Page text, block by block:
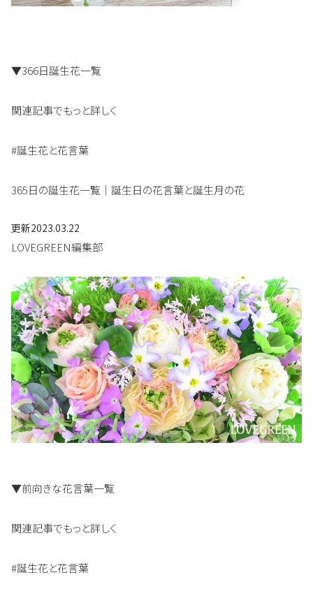
▼366日誕生花一覧
関連記事でもっと詳しく
#誕生花と花言葉
365日の誕生花一覧｜誕生日の花言葉と誕生月の花
更新2023.03.22
LOVEGREEN編集部
▼前向きな花言葉一覧
関連記事でもっと詳しく
#誕生花と花言葉